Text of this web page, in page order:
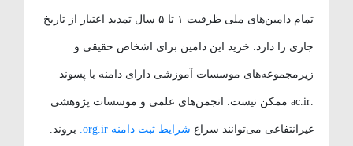
تمام دامین‌های ملی ظرفیت ۱ تا ۵ سال تمدید اعتبار از تاریخ
جاری را دارد. خرید این دامین برای اشخاص حقیقی و
زیرمجموعه‌های موسسات آموزشی دارای دامنه با پسوند
.ac.ir ممکن نیست. انجمن‌های علمی و موسسات پژوهشی
غیرانتفاعی می‌توانند سراغ شرایط ثبت دامنه org.ir. بروند.